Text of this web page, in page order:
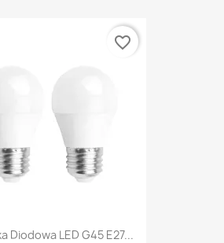
Diodowa LED G45 E27...
favorite_border